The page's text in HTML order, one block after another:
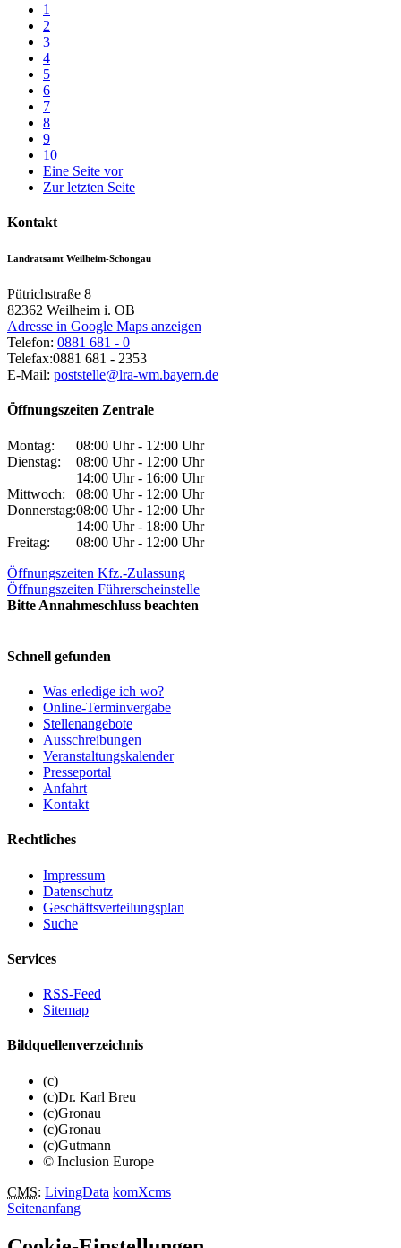
1
2
3
4
5
6
7
8
9
10
Eine Seite vor
Zur letzten Seite
Kontakt
Landratsamt Weilheim-Schongau
Pütrichstraße 8
82362 Weilheim i. OB
Adresse in Google Maps anzeigen
Telefon: 0881 681 - 0
Telefax:0881 681 - 2353
E-Mail: poststelle@lra-wm.bayern.de
Öffnungszeiten Zentrale
Montag:
08:00 Uhr - 12:00 Uhr
Dienstag:
08:00 Uhr - 12:00 Uhr
14:00 Uhr - 16:00 Uhr
Mittwoch:
08:00 Uhr - 12:00 Uhr
Donnerstag:08:00 Uhr - 12:00 Uhr
14:00 Uhr - 18:00 Uhr
Freitag:
08:00 Uhr - 12:00 Uhr
Öffnungszeiten Kfz.-Zulassung
Öffnungszeiten Führerscheinstelle
Bitte Annahmeschluss beachten
Schnell gefunden
Was erledige ich wo?
Online-Terminvergabe
Stellenangebote
Ausschreibungen
Veranstaltungskalender
Presseportal
Anfahrt
Kontakt
Rechtliches
Impressum
Datenschutz
Geschäftsverteilungsplan
Suche
Services
RSS-Feed
Sitemap
Bildquellenverzeichnis
(c)
(c)Dr. Karl Breu
(c)Gronau
(c)Gronau
(c)Gutmann
© Inclusion Europe
CMS: LivingData komXcms
Seitenanfang